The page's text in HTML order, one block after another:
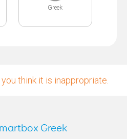
Greek
think it is inappropriate.
Greek